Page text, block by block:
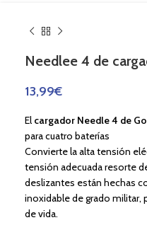
Needlee 4 de
13,99€
El cargador Needle 4 de
para cuatro baterías
Convierte la alta tensión
tensión adecuada resorte
deslizantes están hechas
inoxidable de grado militar,
de vida.